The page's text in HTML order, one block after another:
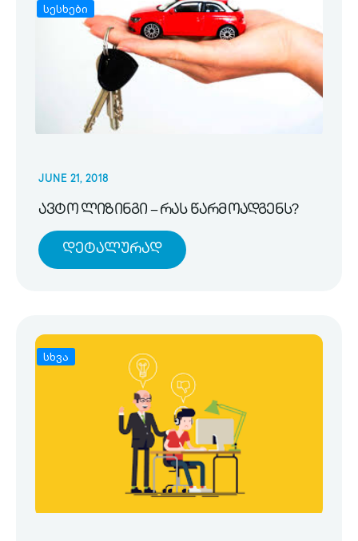
სესხები
JUNE 21, 2018
ავტო ლიზინგი – რას წარმოადგენს?
Დეტალურად
სხვა